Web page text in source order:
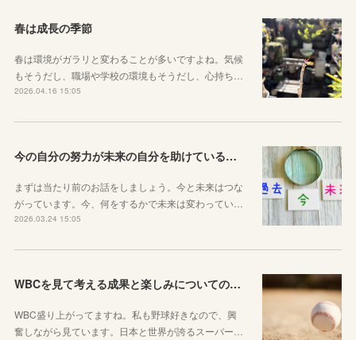
春は成長の季節
春は環境がガラリと変わることが多いですよね。気候
もそうだし、職場や学校の環境もそうだし、心持ち…
2026.04.16 15:05
今の自分の努力が未来の自分を助けているという感覚を持とう！
まずは当たり前のお話をしましょう。今と未来はつな
がっています。今、何をするかで未来は変わってい…
2026.03.24 15:05
WBCを見て考える成果と楽しみについてのお話
WBC盛り上がってますね。私も野球好きなので、興
奮しながら見ています。日本と世界が誇るスーパー…